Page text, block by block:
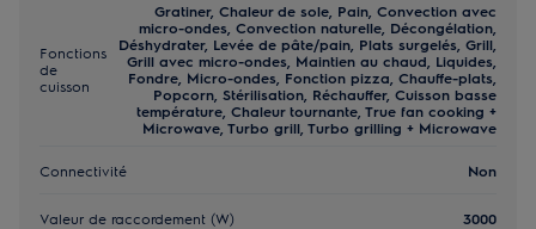
Fonctions
de
cuisson
Gratiner, Chaleur de sole, Pain, Convection avec
micro-ondes, Convection naturelle, Décongélation,
Déshydrater, Levée de pâte/pain, Plats surgelés, Grill,
Grill avec micro-ondes, Maintien au chaud, Liquides,
Fondre, Micro-ondes, Fonction pizza, Chauffe-plats,
Popcorn, Stérilisation, Réchauffer, Cuisson basse
température, Chaleur tournante, True fan cooking +
Microwave, Turbo grill, Turbo grilling + Microwave
Connectivité Non
Valeur de raccordement (W) 3000